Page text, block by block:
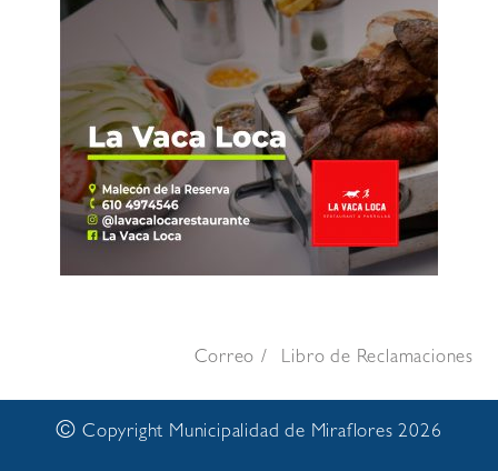
Correo Libro de Reclamaciones
© Copyright Municipalidad de Miraflores 2026